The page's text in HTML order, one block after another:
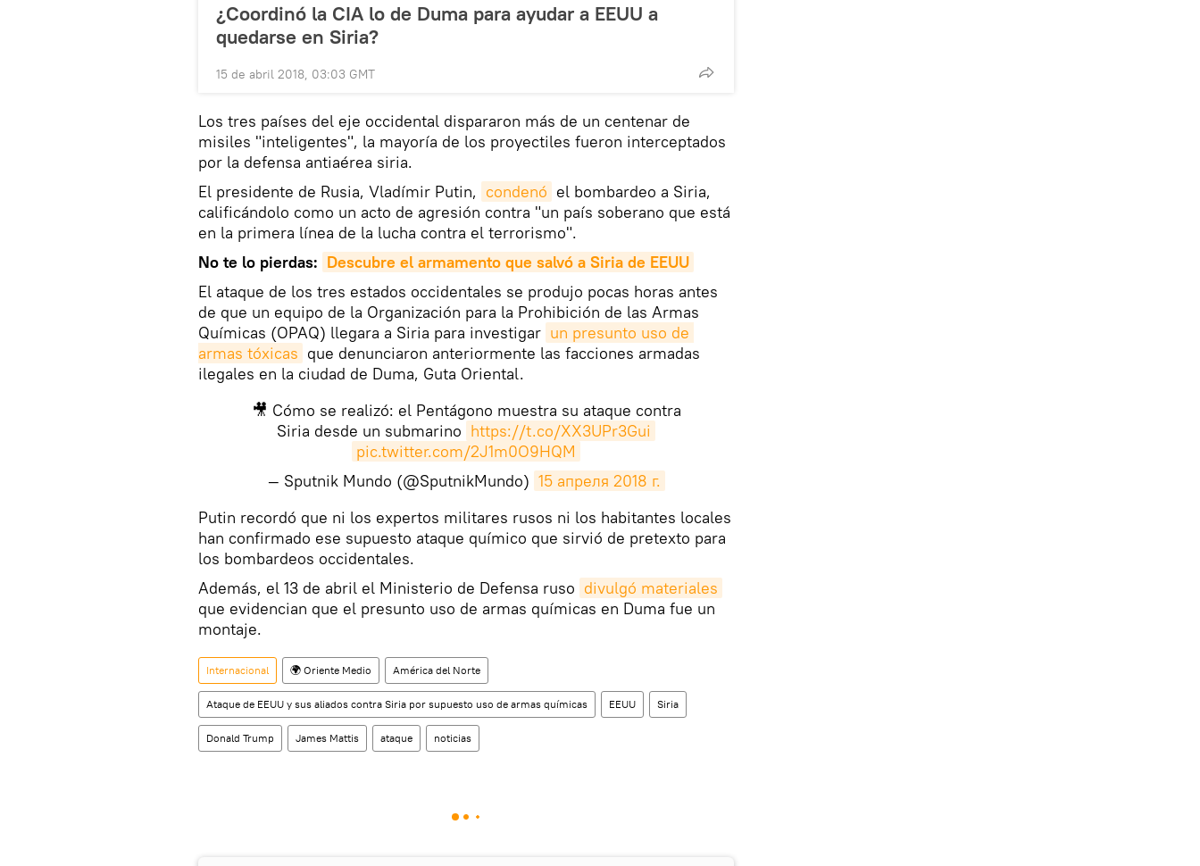
¿Coordinó la CIA lo de Duma para ayudar a EEUU a
quedarse en Siria?
15 de abril 2018, 03:03 GMT
Los tres países del eje occidental dispararon más de un centenar de
misiles "inteligentes", la mayoría de los proyectiles fueron interceptados
por la defensa antiaérea siria.
El presidente de Rusia, Vladímir Putin, condenó el bombardeo a Siria,
calificándolo como un acto de agresión contra "un país soberano que está
en la primera línea de la lucha contra el terrorismo".
No te lo pierdas: Descubre el armamento que salvó a Siria de EEUU
El ataque de los tres estados occidentales se produjo pocas horas antes
de que un equipo de la Organización para la Prohibición de las Armas
Químicas (OPAQ) llegara a Siria para investigar un presunto uso de
armas tóxicas que denunciaron anteriormente las facciones armadas
ilegales en la ciudad de Duma, Guta Oriental.
🎥 Cómo se realizó: el Pentágono muestra su ataque contra
Siria desde un submarino https://t.co/XX3UPr3Gui
pic.twitter.com/2J1m0O9HQM
— Sputnik Mundo (@SputnikMundo) 15 апреля 2018 г.
​Putin recordó que ni los expertos militares rusos ni los habitantes locales
han confirmado ese supuesto ataque químico que sirvió de pretexto para
los bombardeos occidentales.
Además, el 13 de abril el Ministerio de Defensa ruso divulgó materiales
que evidencian que el presunto uso de armas químicas en Duma fue un
montaje.
Internacional 🌍 Oriente Medio América del Norte
Ataque de EEUU y sus aliados contra Siria por supuesto uso de armas químicas EEUU Siria
Donald Trump James Mattis ataque noticias